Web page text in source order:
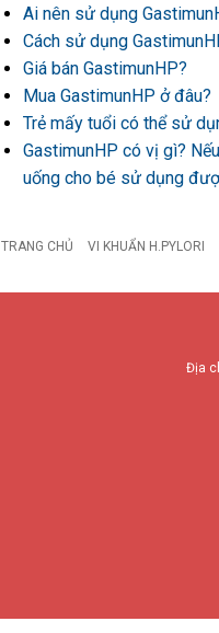
Ai nên sử dụng
Cách sử dụng
Giá bán GastimunHP?
Mua GastimunHP ở đâu?
Trẻ mấy tuổi có thể sử
GastimunHP có vị gì?
uống cho bé sử dụng
TRANG CHỦ VI KHUẨN H.PYLORI
Địa